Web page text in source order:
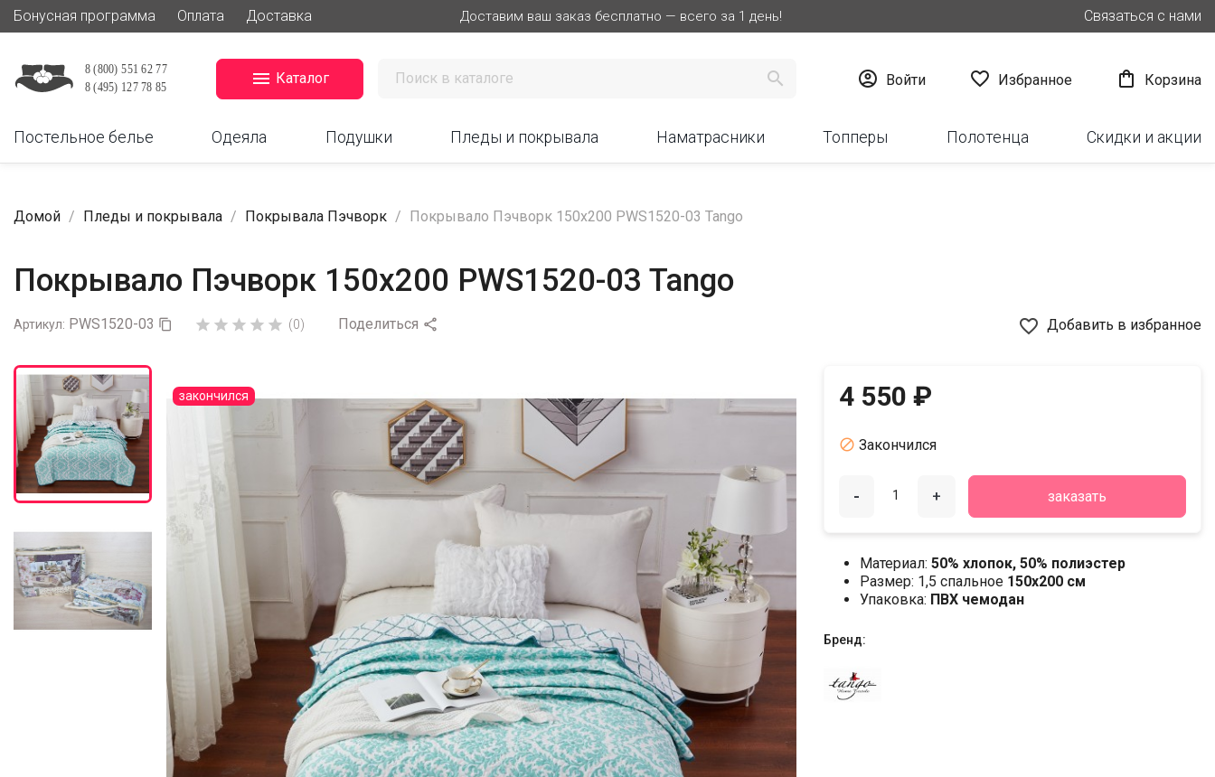
Бонусная программа Оплата Доставка Доставим ваш заказ бесплатно — всего за 1 день! Связаться с нами
 Каталог   Войти  Избранное  Корзина
Постельное белье Одеяла Подушки Пледы и покрывала Наматрасники Топперы Полотенца Скидки и акции
Домой Пледы и покрывала Покрывала Пэчворк Покрывало Пэчворк 150х200 PWS1520-03 Tango
Покрывало Пэчворк 150х200 PWS1520-03 Tango
Артикул: PWS1520-03       (0) Поделиться  favorite_border Добавить в избранное
закончился 4 550 ₽
 Закончился
- + заказать
Материал: 50% хлопок, 50% полиэстер
Размер: 1,5 спальное 150х200 см
Упаковка: ПВХ чемодан
Бренд: